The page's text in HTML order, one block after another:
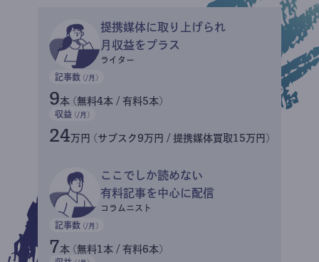
提携媒体に取り上げられ
月収益をプラス
ライター
記事数 (/月)
9本 (無料4本 / 有料5本)
収益 (/月)
24万円 (サブスク9万円 / 提携媒体買取15万円)
ここでしか読めない
有料記事を中心に配信
コラムニスト
記事数 (/月)
7本 (無料1本 / 有料6本)